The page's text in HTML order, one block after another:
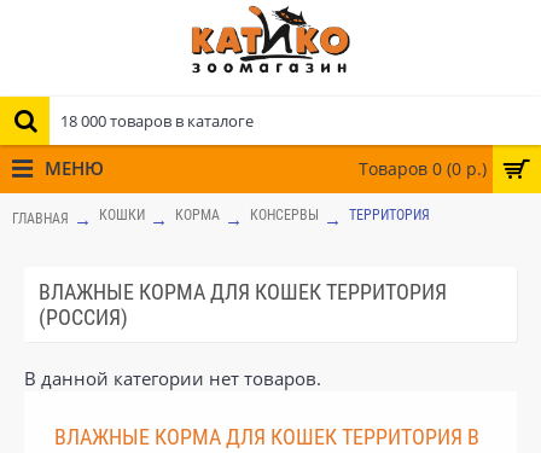
Товаров 0 (0 р.)
МЕНЮ
ГЛАВНАЯ КОШКИ КОРМА КОНСЕРВЫ ТЕРРИТОРИЯ
ВЛАЖНЫЕ КОРМА ДЛЯ КОШЕК ТЕРРИТОРИЯ
(РОССИЯ)
В данной категории нет товаров.
ВЛАЖНЫЕ КОРМА ДЛЯ КОШЕК ТЕРРИТОРИЯ В